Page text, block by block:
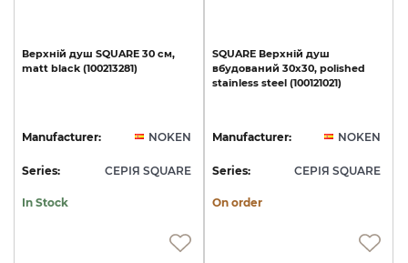
Верхній душ SQUARE 30 см,
matt black (100213281)
Manufacturer: NOKEN
Series: СЕРІЯ SQUARE
In Stock
SQUARE Верхній душ
вбудований 30х30, polished
stainless steel (100121021)
Manufacturer: NOKEN
Series: СЕРІЯ SQUARE
On order